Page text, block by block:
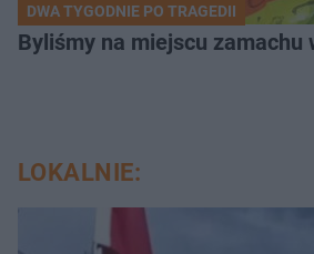
DWA TYGODNIE PO TRAGEDII
Byliśmy na miejscu
LOKALNIE: